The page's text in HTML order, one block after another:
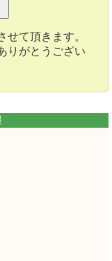
せて頂きます。
りがとうござい